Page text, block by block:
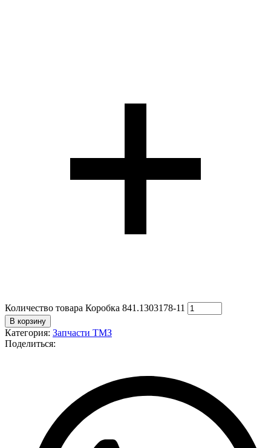
Количество товара Коробка 841.1303178-11
В корзину
Категория: Запчасти ТМЗ
Поделиться: